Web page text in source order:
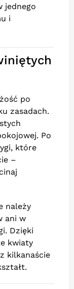
jednego
i
po
zasadach.
Po
które
–
należy
ani w
Dzięki
kwiaty
kilkanaście